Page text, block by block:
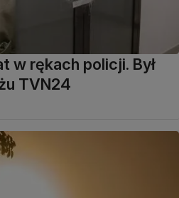
w rękach policji. Był
TVN24